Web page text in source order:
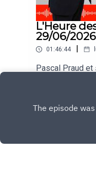
L'Heure
29/06/
01:46:44
Pascal Praud